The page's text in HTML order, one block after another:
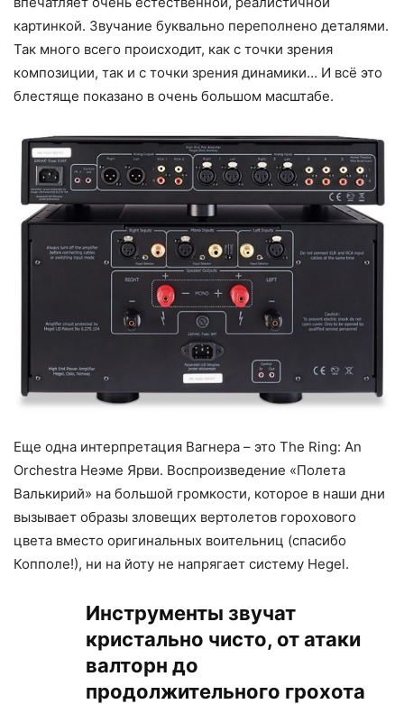
картинкой. Звучание буквально переполнено деталями.
Так много всего происходит, как с точки зрения
композиции, так и с точки зрения динамики… И всё это
блестяще показано в очень большом масштабе.
Еще одна интерпретация Вагнера – это The Ring: An
Orchestra Неэме Ярви. Воспроизведение «Полета
Валькирий» на большой громкости, которое в наши дни
вызывает образы зловещих вертолетов горохового
цвета вместо оригинальных воительниц (спасибо
Копполе!), ни на йоту не напрягает систему Hegel.
Инструменты звучат
кристально чисто, от атаки
валторн до
продолжительного грохота